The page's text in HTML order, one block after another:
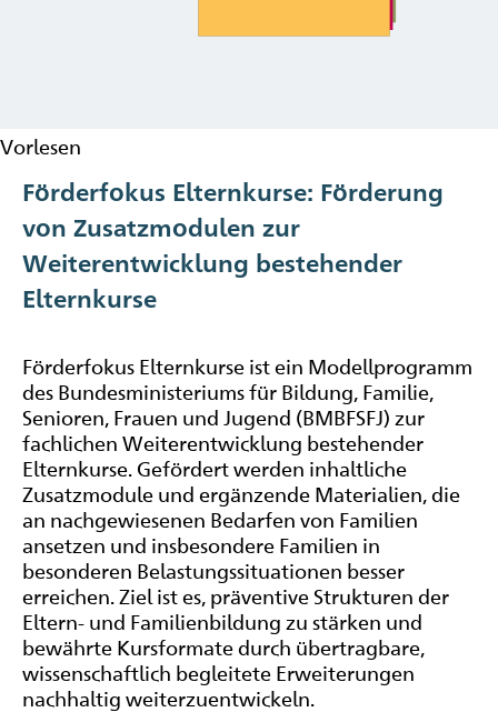
Vorlesen
Förderfokus Elternkurse: Förderung
von Zusatzmodulen zur
Weiterentwicklung bestehender
Elternkurse
Förderfokus Elternkurse ist ein Modellprogramm
des Bundesministeriums für Bildung, Familie,
Senioren, Frauen und Jugend (BMBFSFJ) zur
fachlichen Weiterentwicklung bestehender
Elternkurse. Gefördert werden inhaltliche
Zusatzmodule und ergänzende Materialien, die
an nachgewiesenen Bedarfen von Familien
ansetzen und insbesondere Familien in
besonderen Belastungssituationen besser
erreichen. Ziel ist es, präventive Strukturen der
Eltern- und Familienbildung zu stärken und
bewährte Kursformate durch übertragbare,
wissenschaftlich begleitete Erweiterungen
nachhaltig weiterzuentwickeln.